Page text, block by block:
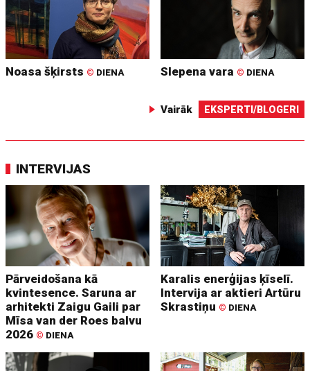
Noasa šķirsts © DIENA Slepena vara © DIENA
Vairāk EKSPERTI/BLOGERI
INTERVIJAS
Pārveidošana kā
kvintesence. Saruna ar
arhitekti Zaigu Gaili par
Mīsa van der Roes balvu
2026 © DIENA
Karalis enerģijas ķīselī.
Intervija ar aktieri Artūru
Skrastiņu © DIENA